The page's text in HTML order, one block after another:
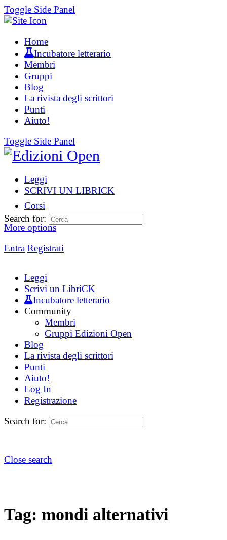
Toggle Side Panel
Home
Incubatore letterario
Membri
Gruppi
Blog
La rivista degli scrittori
Punti
Aiuto!
Toggle Side Panel
Leggi
SCRIVI UN LIBRICK
Corsi
More options
Entra Registrati
Search for:
Leggi
Scrivi un LibriCK
Incubatore letterario
Community
Membri
Gruppi Edizioni Open
Blog
La rivista degli scrittori
Punti
Aiuto!
Log In
Registrazione
Search for:
Close search
Tag: mondi alternativi